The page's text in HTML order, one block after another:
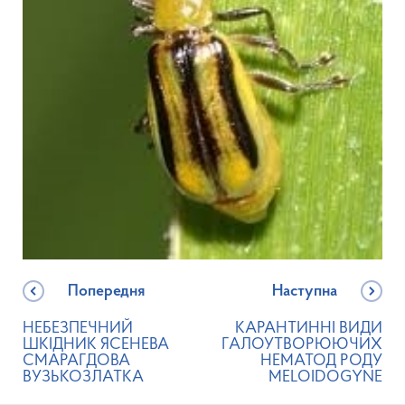
Попередня
НЕБЕЗПЕЧНИЙ
ШКІДНИК ЯСЕНЕВА
СМАРАГДОВА
ВУЗЬКОЗЛАТКА
Наступна
КАРАНТИННІ ВИДИ
ГАЛОУТВОРЮЮЧИХ
НЕМАТОД РОДУ
MELOIDOGYNE